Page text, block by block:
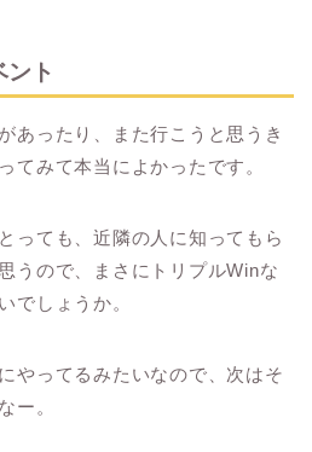
ト
あったり、また行こうと思うき
てみて本当によかったです。
っても、近隣の人に知ってもら
うので、まさにトリプルWinな
でしょうか。
やってるみたいなので、次はそ
ー。